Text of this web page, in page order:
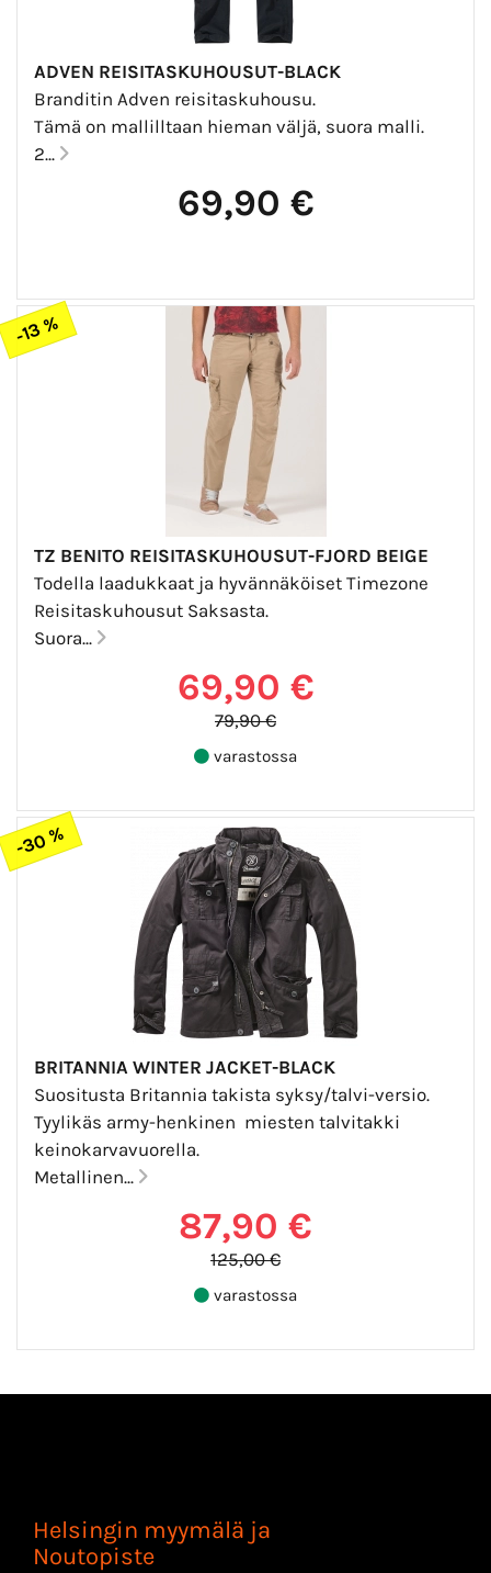
ADVEN REISITASKUHOUSUT-BLACK
Branditin Adven reisitaskuhousu.
Tämä on mallilltaan hieman väljä, suora malli.
2...
69,90 €
-13 %
TZ BENITO REISITASKUHOUSUT-FJORD BEIGE
Todella laadukkaat ja hyvännäköiset Timezone
Reisitaskuhousut Saksasta.
Suora...
69,90 €
79,90 €
varastossa
-30 %
BRITANNIA WINTER JACKET-BLACK
Suositusta Britannia takista syksy/talvi-versio.
Tyylikäs army-henkinen miesten talvitakki
keinokarvavuorella.
Metallinen...
87,90 €
125,00 €
varastossa
Helsingin myymälä ja
Noutopiste